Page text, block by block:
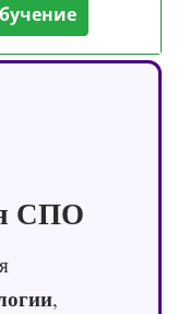
СПО
,